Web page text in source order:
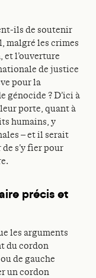
ils de soutenir
malgré les crimes
et l’ouverture
de justice
pour la
génocide ? D’ici à
porte, quant à
humains, y
– et il serait
s’y fier pour
précis et
les arguments
du cordon
de gauche
un cordon